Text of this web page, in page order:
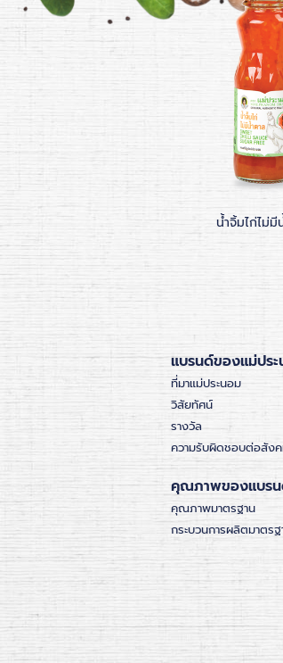
าหวานสูตรเผ็ดน้อย น้ำจิ้มไก่ไม่มี
แบรนด์ของแม่ปร
ที่มาแม่ประนอม
วิสัยทัศน์
รางวัล
ความรับผิดชอบต่อสัง
คุณภาพของแบร
คุณภาพมาตรฐาน
กระบวนการผลิตมาตรฐ